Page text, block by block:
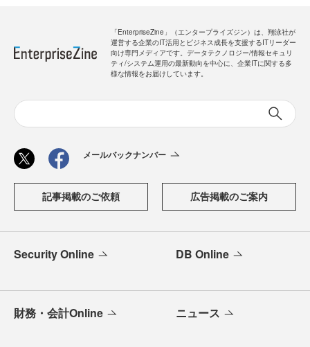
「EnterpriseZine」（エンタープライズジン）は、翔泳社が
運営する企業のIT活用とビジネス成長を支援するITリーダー
向け専門メディアです。データテクノロジー/情報セキュリ
ティ/システム運用の最新動向を中心に、企業ITに関する多
様な情報をお届けしています。
メールバックナンバー
記事掲載のご依頼 広告掲載のご案内
Security Online DB Online
財務・会計Online ニュース